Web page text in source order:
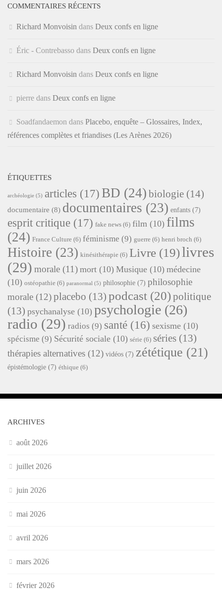
COMMENTAIRES RÉCENTS
Richard Monvoisin dans Deux confs en ligne
Éric - Contrebasso dans Deux confs en ligne
Richard Monvoisin dans Deux confs en ligne
pierre dans Deux confs en ligne
Soadfandaemon dans Placebo, enquête – Glossaires, Index,
références complètes et friandises (Les Arènes 2026)
ÉTIQUETTES
archéologie (5) articles (17) BD (24) biologie (14)
documentaire (8) documentaires (23) enfants (7)
esprit critique (17) fake news (6) film (10) films
(24) France Culture (6) féminisme (9) guerre (6) henri broch (6)
Histoire (23) kinésithérapie (6) Livre (19)livres
(29) morale (11) mort (10) Musique (10) médecine
(10) ostéopathie (6) paranormal (5) philosophie (7) philosophie
morale (12)placebo (13) podcast (20)politique
(13) psychanalyse (10) psychologie (26)
radio (29) radios (9) santé (16) sexisme (10)
spécisme (9) Sécurité sociale (10) série (6) séries (13)
thérapies alternatives (12) vidéos (7) zététique (21)
épistémologie (7) éthique (6)
ARCHIVES
août 2026
juillet 2026
juin 2026
mai 2026
avril 2026
mars 2026
février 2026